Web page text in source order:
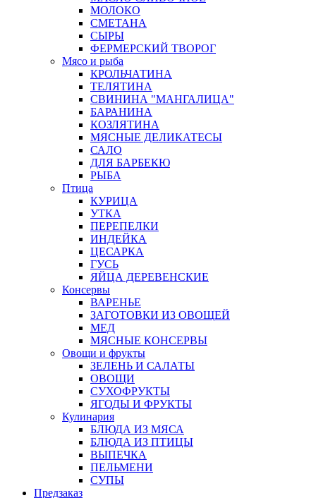
МОЛОКО
СМЕТАНА
СЫРЫ
ФЕРМЕРСКИЙ ТВОРОГ
Мясо и рыба
КРОЛЬЧАТИНА
ТЕЛЯТИНА
СВИНИНА "МАНГАЛИЦА"
БАРАНИНА
КОЗЛЯТИНА
МЯСНЫЕ ДЕЛИКАТЕСЫ
САЛО
ДЛЯ БАРБЕКЮ
РЫБА
Птица
КУРИЦА
УТКА
ПЕРЕПЕЛКИ
ИНДЕЙКА
ЦЕСАРКА
ГУСЬ
ЯЙЦА ДЕРЕВЕНСКИЕ
Консервы
ВАРЕНЬЕ
ЗАГОТОВКИ ИЗ ОВОЩЕЙ
МЕД
МЯСНЫЕ КОНСЕРВЫ
Овощи и фрукты
ЗЕЛЕНЬ И САЛАТЫ
ОВОЩИ
СУХОФРУКТЫ
ЯГОДЫ И ФРУКТЫ
Кулинария
БЛЮДА ИЗ МЯСА
БЛЮДА ИЗ ПТИЦЫ
ВЫПЕЧКА
ПЕЛЬМЕНИ
СУПЫ
Предзаказ